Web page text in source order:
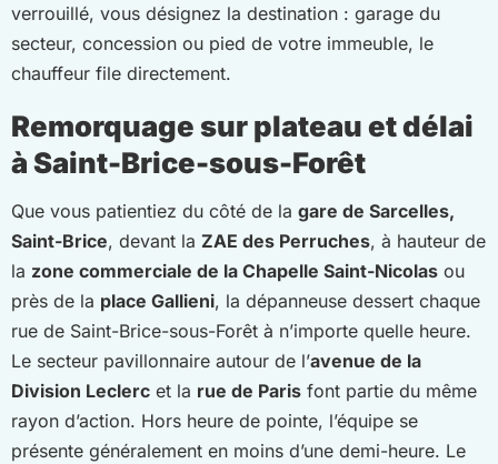
verrouillé, vous désignez la destination : garage du
secteur, concession ou pied de votre immeuble, le
chauffeur file directement.
Remorquage sur plateau et délai
à Saint-Brice-sous-Forêt
Que vous patientiez du côté de la gare de Sarcelles,
Saint-Brice, devant la ZAE des Perruches, à hauteur de
la zone commerciale de la Chapelle Saint-Nicolas ou
près de la place Gallieni, la dépanneuse dessert chaque
rue de Saint-Brice-sous-Forêt à n’importe quelle heure.
Le secteur pavillonnaire autour de l’avenue de la
Division Leclerc et la rue de Paris font partie du même
rayon d’action. Hors heure de pointe, l’équipe se
présente généralement en moins d’une demi-heure. Le